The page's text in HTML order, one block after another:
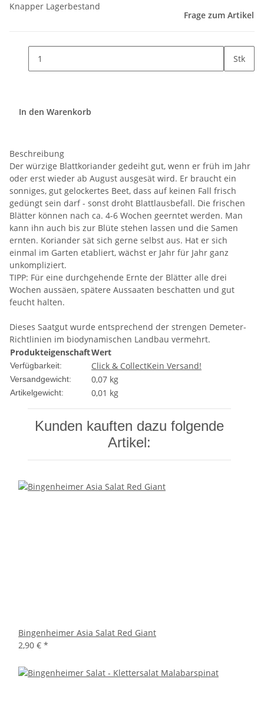
Knapper Lagerbestand
Frage zum Artikel
Stk
In den Warenkorb
Beschreibung
Der würzige Blattkoriander gedeiht gut, wenn er früh im Jahr
oder erst wieder ab August ausgesät wird. Er braucht ein
sonniges, gut gelockertes Beet, dass auf keinen Fall frisch
gedüngt sein darf - sonst droht Blattlausbefall. Die frischen
Blätter können nach ca. 4-6 Wochen geerntet werden. Man
kann ihn auch bis zur Blüte stehen lassen und die Samen
ernten. Koriander sät sich gerne selbst aus. Hat er sich
einmal im Garten etabliert, wächst er Jahr für Jahr ganz
unkompliziert.
TIPP: Für eine durchgehende Ernte der Blätter alle drei
Wochen aussäen, spätere Aussaaten beschatten und gut
feucht halten.
Dieses Saatgut wurde entsprechend der strengen Demeter-
Richtlinien im biodynamischen Landbau vermehrt.
ProdukteigenschaftWert
Verfügbarkeit: Click & CollectKein Versand!
Versandgewicht: 0,07 kg
Artikelgewicht: 0,01 kg
Kunden kauften dazu folgende
Artikel:
Bingenheimer Asia Salat Red Giant
2,90 € *